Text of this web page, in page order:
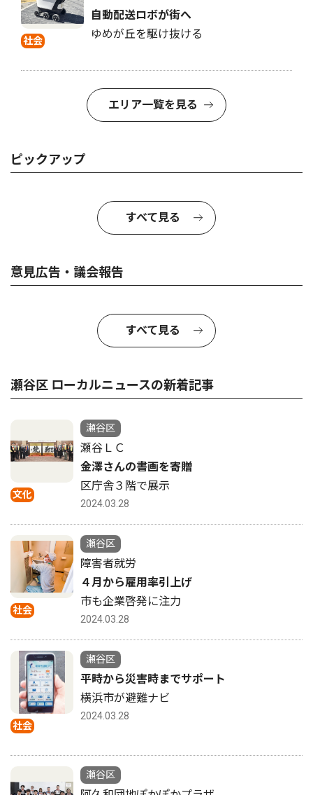
社会
自動配送ロボが街へ
ゆめが丘を駆け抜ける
エリア一覧を見る
ピックアップ
すべて見る
意見広告・議会報告
すべて見る
瀬谷区 ローカルニュースの新着記事
文化
瀬谷区
瀬谷ＬＣ
金澤さんの書画を寄贈
区庁舎３階で展示
2024.03.28
社会
瀬谷区
障害者就労
４月から雇用率引上げ
市も企業啓発に注力
2024.03.28
社会
瀬谷区
平時から災害時までサポート
横浜市が避難ナビ
2024.03.28
瀬谷区